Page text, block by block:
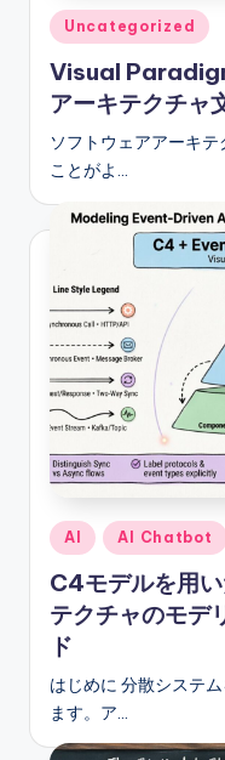
o
f
t
w
a
r
n
d
u
s
r
y
U
p
d
a
Posted
in
Uncategorized
Visual
アーキテクチャ
ソフトウェアアーキ
ことがよ…
Posted
in
AI AI Chatbot
C4モデルを用
テクチャのモデ
ド
はじめに 分散システ
ます。ア…